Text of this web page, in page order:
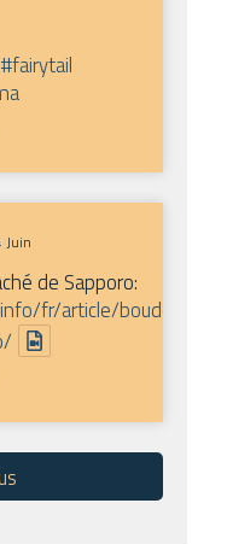
#fairytail
Juin
de Sapporo:
fr/article/bouddha-